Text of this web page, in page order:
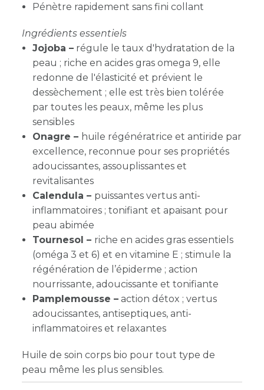
Pénètre rapidement sans fini collant
Ingrédients essentiels
Jojoba – régule le taux d'hydratation de la
peau ; riche en acides gras omega 9, elle
redonne de l'élasticité et prévient le
dessèchement ; elle est très bien tolérée
par toutes les peaux, même les plus
sensibles
Onagre – huile régénératrice et antiride par
excellence, reconnue pour ses propriétés
adoucissantes, assouplissantes et
revitalisantes
Calendula – puissantes vertus anti-
inflammatoires ; tonifiant et apaisant pour
peau abimée
Tournesol – riche en acides gras essentiels
(oméga 3 et 6) et en vitamine E ; stimule la
régénération de l’épiderme ; action
nourrissante, adoucissante et tonifiante
Pamplemousse – action détox ; vertus
adoucissantes, antiseptiques, anti-
inflammatoires et relaxantes
Huile de soin corps bio pour tout type de
peau même les plus sensibles.